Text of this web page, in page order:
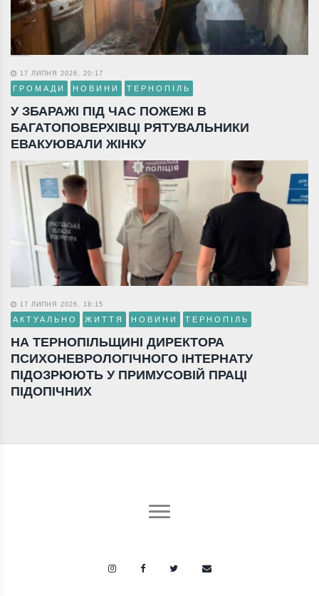
17 ЛИПНЯ 2026, 20:17
ГРОМАДИ НОВИНИ ТЕРНОПІЛЬ
У ЗБАРАЖІ ПІД ЧАС ПОЖЕЖІ В
БАГАТОПОВЕРХІВЦІ РЯТУВАЛЬНИКИ
ЕВАКУЮВАЛИ ЖІНКУ
17 ЛИПНЯ 2026, 18:15
АКТУАЛЬНО ЖИТТЯ НОВИНИ ТЕРНОПІЛЬ
НА ТЕРНОПІЛЬЩИНІ ДИРЕКТОРА
ПСИХОНЕВРОЛОГІЧНОГО ІНТЕРНАТУ
ПІДОЗРЮЮТЬ У ПРИМУСОВІЙ ПРАЦІ
ПІДОПІЧНИХ